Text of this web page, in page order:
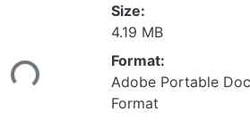
Loading...
Size:
4.19 MB
Format:
Adobe Portable
Format